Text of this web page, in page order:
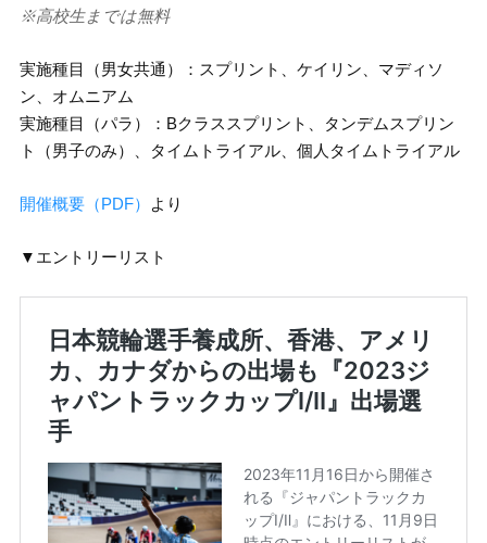
※高校生までは無料
実施種目（男女共通）：スプリント、ケイリン、マディソ
ン、オムニアム
実施種目（パラ）：Bクラススプリント、タンデムスプリン
ト（男子のみ）、タイムトライアル、個人タイムトライアル
開催概要（PDF） より
▼エントリーリスト